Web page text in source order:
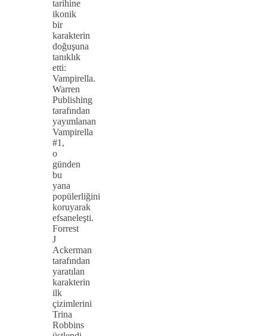
tarihine
ikonik
bir
karakterin
doğuşuna
tanıklık
etti:
Vampirella.
Warren
Publishing
tarafından
yayımlanan
Vampirella
#1,
o
günden
bu
yana
popülerliğini
koruyarak
efsaneleşti.
Forrest
J
Ackerman
tarafından
yaratılan
karakterin
ilk
çizimlerini
Trina
Robbins